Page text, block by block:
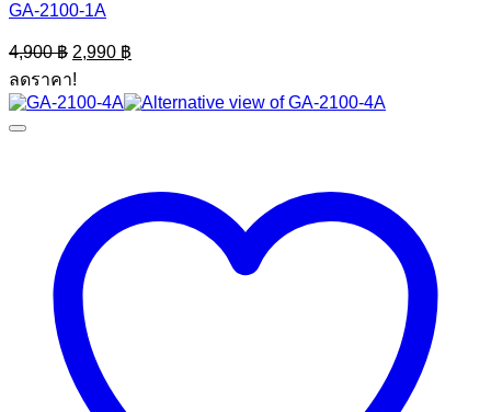
GA-2100-1A
4,900฿ Original
price
was:
4,900 ฿.
2,990 ฿
price
2,990 ฿.
ลดราคา!